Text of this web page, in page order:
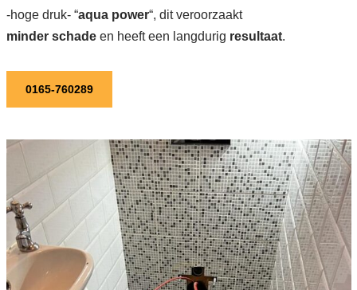
-hoge druk- “aqua power“, dit veroorzaakt
minder schadeen heeft een langdurig resultaat.
0165-760289